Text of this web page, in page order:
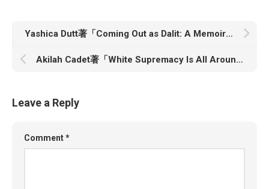
Yashica Dutt著「Coming Out as Dalit: A Memoir of Surviving India’s Caste System」
Akilah Cadet著「White Supremacy Is All Around: Notes from a Black Disabled Woman in a White World」
Leave a Reply
Comment*